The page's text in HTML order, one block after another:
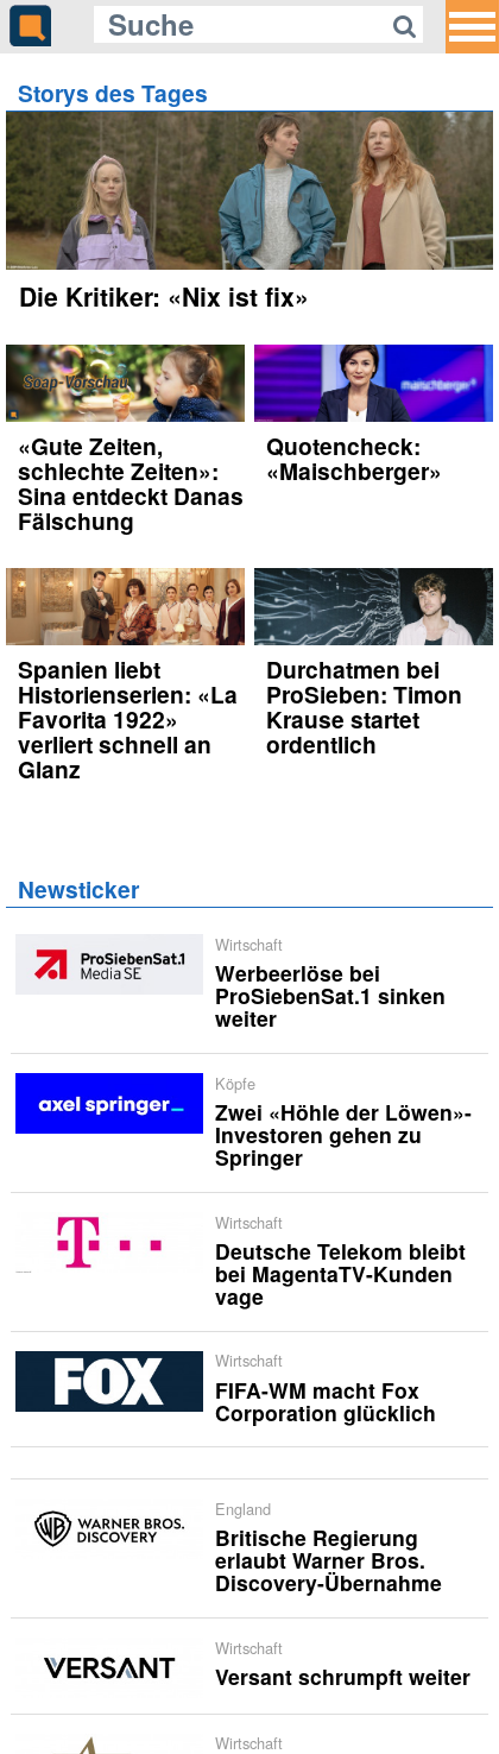
Storys des Tages
Die Kritiker: «Nix ist fix»
«Gute Zeiten,
schlechte Zeiten»:
Sina entdeckt Danas
Fälschung
Quotencheck:
«Maischberger»
Spanien liebt
Historienserien: «La
Favorita 1922»
verliert schnell an
Glanz
Durchatmen bei
ProSieben: Timon
Krause startet
ordentlich
Newsticker
Wirtschaft
Werbeerlöse bei
ProSiebenSat.1 sinken
weiter
Köpfe
Zwei «Höhle der Löwen»-
Investoren gehen zu
Springer
Wirtschaft
Deutsche Telekom bleibt
bei MagentaTV-Kunden
vage
Wirtschaft
FIFA-WM macht Fox
Corporation glücklich
England
Britische Regierung
erlaubt Warner Bros.
Discovery-Übernahme
Wirtschaft
Versant schrumpft weiter
Wirtschaft